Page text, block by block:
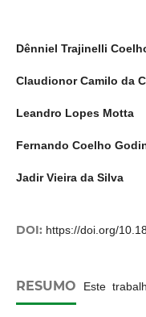
Dênniel Trajinelli
Claudionor Camilo da
Leandro Lopes Motta
Fernando Coelho
Jadir Vieira da Silva
DOI: https://doi.org/
RESUMO Este